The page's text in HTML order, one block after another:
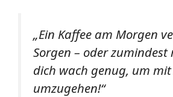
„Ein Kaffee am Morgen
Sorgen – oder zumindest
dich wach genug, um
umzugehen!“